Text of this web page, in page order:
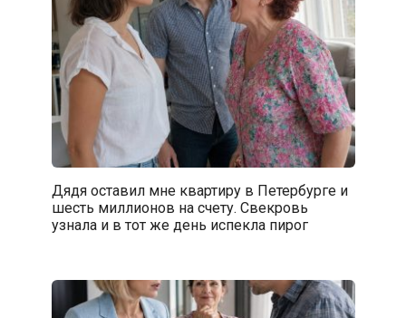
Дядя оставил мне квартиру в Петербурге и
шесть миллионов на счету. Свекровь
узнала и в тот же день испекла пирог